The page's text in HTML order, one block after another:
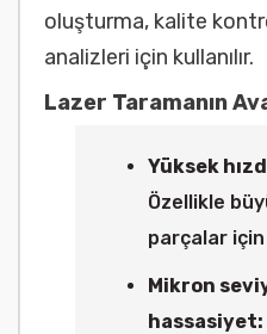
oluşturma, kalite
analizleri için kullanılır.
Lazer Taramanın
Yüksek
Özellikle
parçalar
Mikron
hassasiyet: